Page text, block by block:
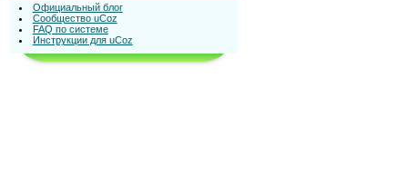
Официальный блог
Сообщество uCoz
FAQ по системе
Инструкции для uCoz